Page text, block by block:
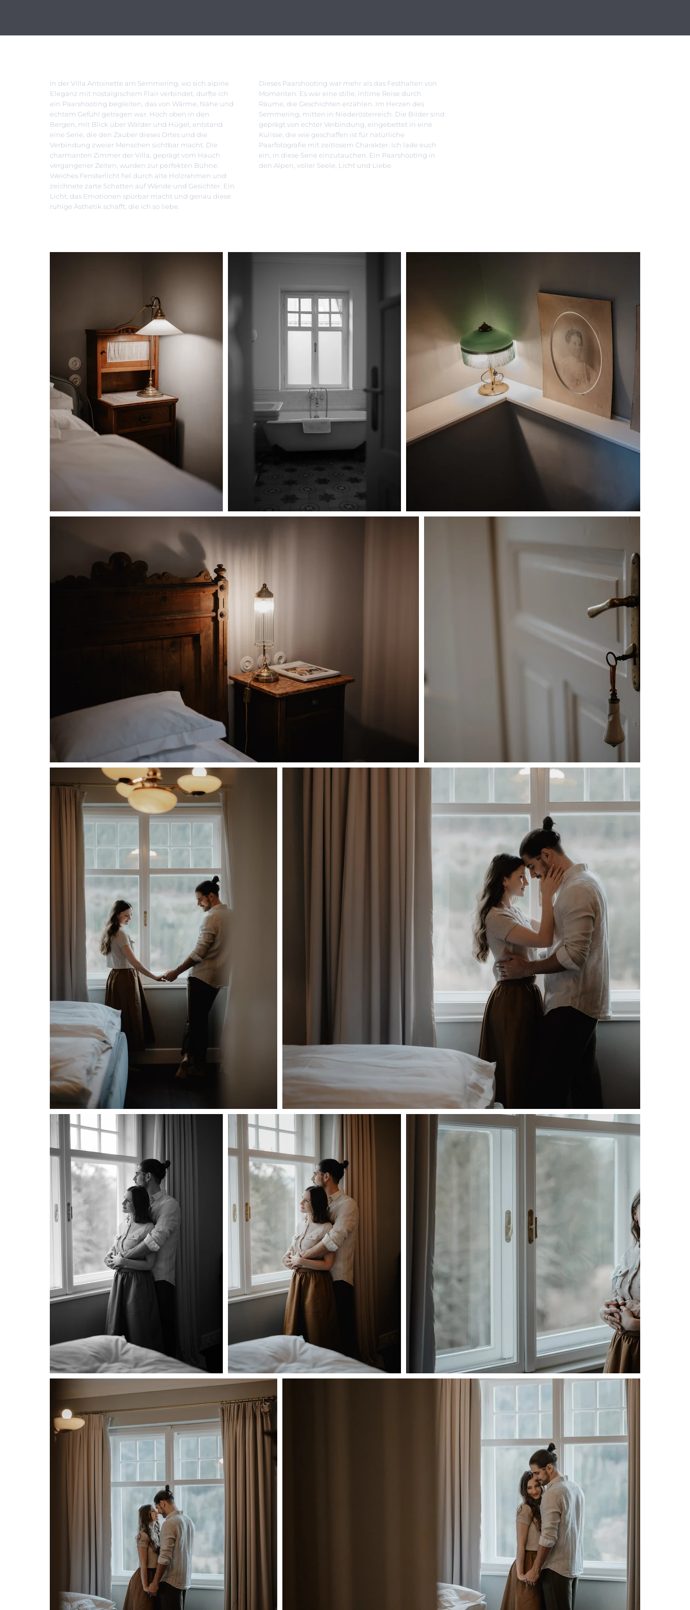
In der Villa Antoinette am Semmering, wo sich alpine
Eleganz mit nostalgischem Flair verbindet, durfte ich
ein Paarshooting begleiten, das von Wärme, Nähe und
echtem Gefühl getragen war. Hoch oben in den
Bergen, mit Blick über Wälder und Hügel, entstand
eine Serie, die den Zauber dieses Ortes und die
Verbindung zweier Menschen sichtbar macht. Die
charmanten Zimmer der Villa, geprägt vom Hauch
vergangener Zeiten, wurden zur perfekten Bühne.
Weiches Fensterlicht fiel durch alte Holzrahmen und
zeichnete zarte Schatten auf Wände und Gesichter. Ein
Licht, das Emotionen spürbar macht und genau diese
ruhige Ästhetik schafft, die ich so liebe.
Dieses Paarshooting war mehr als das Festhalten von
Momenten. Es war eine stille, intime Reise durch
Räume, die Geschichten erzählen. Im Herzen des
Semmering, mitten in Niederösterreich. Die Bilder sind
geprägt von echter Verbindung, eingebettet in eine
Kulisse, die wie geschaffen ist für natürliche
Paarfotografie mit zeitlosem Charakter. Ich lade euch
ein, in diese Serie einzutauchen. Ein Paarshooting in
den Alpen, voller Seele, Licht und Liebe.